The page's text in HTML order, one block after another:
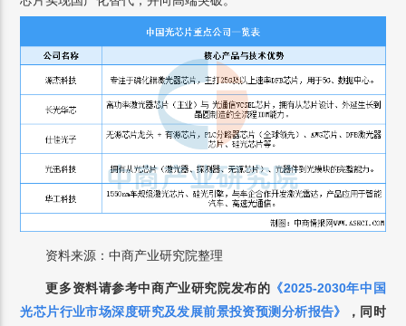
资料来源：中商产业研究院整理
更多资料请参考中商产业研究院发布的 《2025-2030年中国
光芯片行业市场深度研究及发展前景投资预测分析报告》 ， 同时